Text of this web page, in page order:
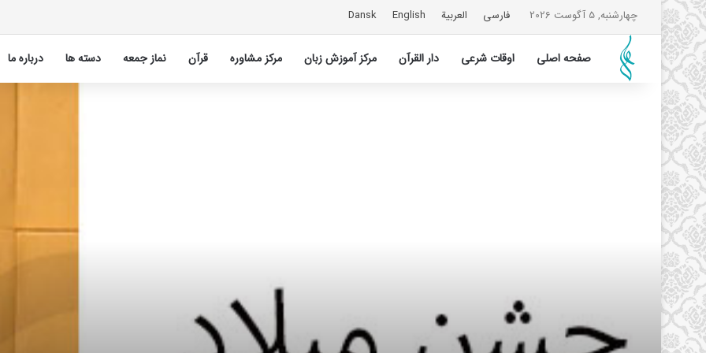
چهارشنبه, 5 آگوست 2026 فارسی العربیة English
Dansk
صفحه اصلی اوقات شرعی دار القرآن مرکز آموزش زبان مرکز مشاوره قرآن نماز جمعه دسته ها درباره ما